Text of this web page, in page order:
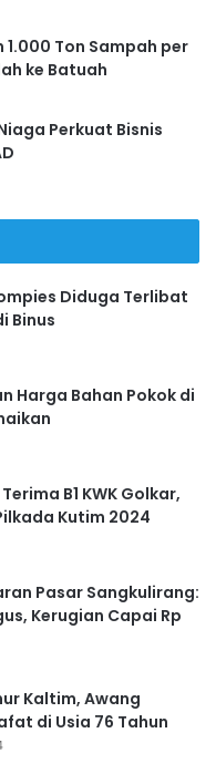
1.000 Ton Sampah per
ke Batuah
Perkuat Bisnis
Diduga Terlibat
Binus
Harga Bahan Pokok di
B1 KWK Golkar,
Kutim 2024
Pasar Sangkulirang:
Kerugian Capai Rp
Kaltim, Awang
di Usia 76 Tahun